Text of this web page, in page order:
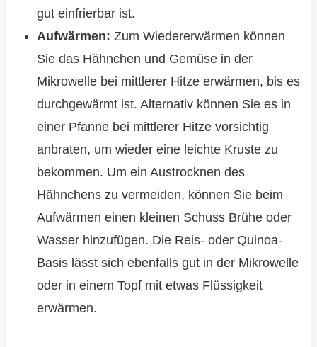
gut einfrierbar ist.
Aufwärmen: Zum Wiedererwärmen können
Sie das Hähnchen und Gemüse in der
Mikrowelle bei mittlerer Hitze erwärmen, bis es
durchgewärmt ist. Alternativ können Sie es in
einer Pfanne bei mittlerer Hitze vorsichtig
anbraten, um wieder eine leichte Kruste zu
bekommen. Um ein Austrocknen des
Hähnchens zu vermeiden, können Sie beim
Aufwärmen einen kleinen Schuss Brühe oder
Wasser hinzufügen. Die Reis- oder Quinoa-
Basis lässt sich ebenfalls gut in der Mikrowelle
oder in einem Topf mit etwas Flüssigkeit
erwärmen.